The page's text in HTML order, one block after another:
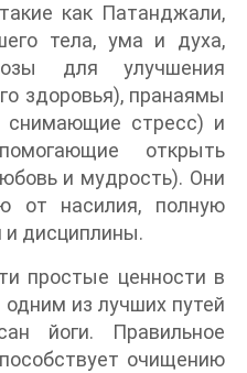
как Патанджали,
тела, ума и духа,
для улучшения
здоровья), пранаямы
снимающие стресс) и
открыть
и мудрость). Они
от насилия, полную
и дисциплины.
простые ценности в
из лучших путей
йоги. Правильное
очищению